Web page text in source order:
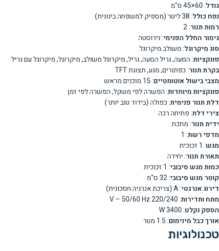
גודל: 60×45 ס"מ
נפח כולל: 38 ליטר (מספיק למשפחה בינונית)
רמות תנור: 2
גימור החלל הפנימי: נירוסטה
סוג מיקרוגל: משולב מיקרוגל
פונקציות: הסעה, גריל הסעה, גריל, מיקרוגל משולב, מיקרוגל, מיקרוגל עם גריל
בקרת תנור: כפתורים, מגע, תצוגת TFT
מצבי בישול אוטומטיים: 15 מוכנים מראש
פונקציות מיוחדות: הפשרה לפי משקל, הפשרה לפי זמן
דלת תנור פנימית: כפולה (בידוד טוב יותר)
צירי דלת: פתיחה רכה
ידית תנור: מתכת
מדפי רשת: 1
מגש: 1 זכוכית
תאורת תנור: יחידה
כמות מגש סיבובי: 1 זכוכית
קוטר מגש סיבובי: 32 ס"מ
דירוג אנרגטי: A (צריכת אנרגיה חסכונית)
מתח ותדירות: 220/240 V – 50/60 Hz
הספק נקלט: 3400 W
אורך כבל מינימום: 1.5 מטר
טכנולוגיות